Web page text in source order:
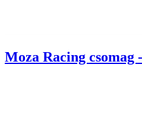
Moza Racing